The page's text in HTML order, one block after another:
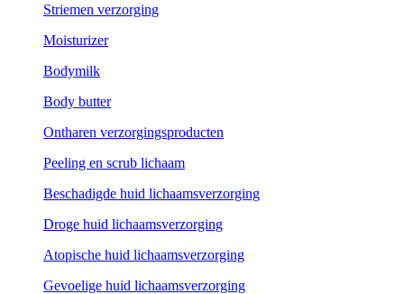
Striemen verzorging
Moisturizer
Bodymilk
Body butter
Ontharen verzorgingsproducten
Peeling en scrub lichaam
Beschadigde huid lichaamsverzorging
Droge huid lichaamsverzorging
Atopische huid lichaamsverzorging
Gevoelige huid lichaamsverzorging